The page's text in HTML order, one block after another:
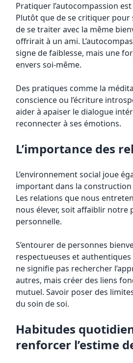
Pratiquer l’autocompassion
Plutôt que de se critiquer pour
de se traiter avec la même
offrirait à un ami.
signe de faiblesse, mais une
envers soi-même.
Des pratiques comme la
conscience ou l’écriture
aider à apaiser le dialogue
reconnecter à ses émotions.
L’importance des
L’environnement social joue
important dans la construction
Les relations que nous
nous élever, soit affaiblir notre
personnelle.
S’entourer de personnes
respectueuses et authentiques
ne signifie pas rechercher
autres, mais créer des liens
mutuel. Savoir poser des
du soin de soi.
Habitudes
renforcer l’estime